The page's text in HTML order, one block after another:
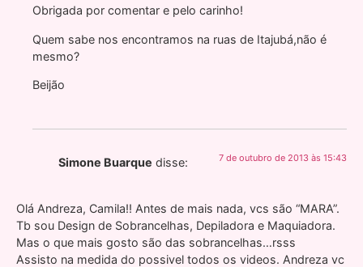
Obrigada por comentar e pelo carinho!
Quem sabe nos encontramos na ruas de Itajubá,não é
mesmo?
Beijão
Simone Buarque disse: 7 de outubro de 2013 às 15:43
Olá Andreza, Camila!! Antes de mais nada, vcs são “MARA”.
Tb sou Design de Sobrancelhas, Depiladora e Maquiadora.
Mas o que mais gosto são das sobrancelhas…rsss
Assisto na medida do possivel todos os videos. Andreza vc